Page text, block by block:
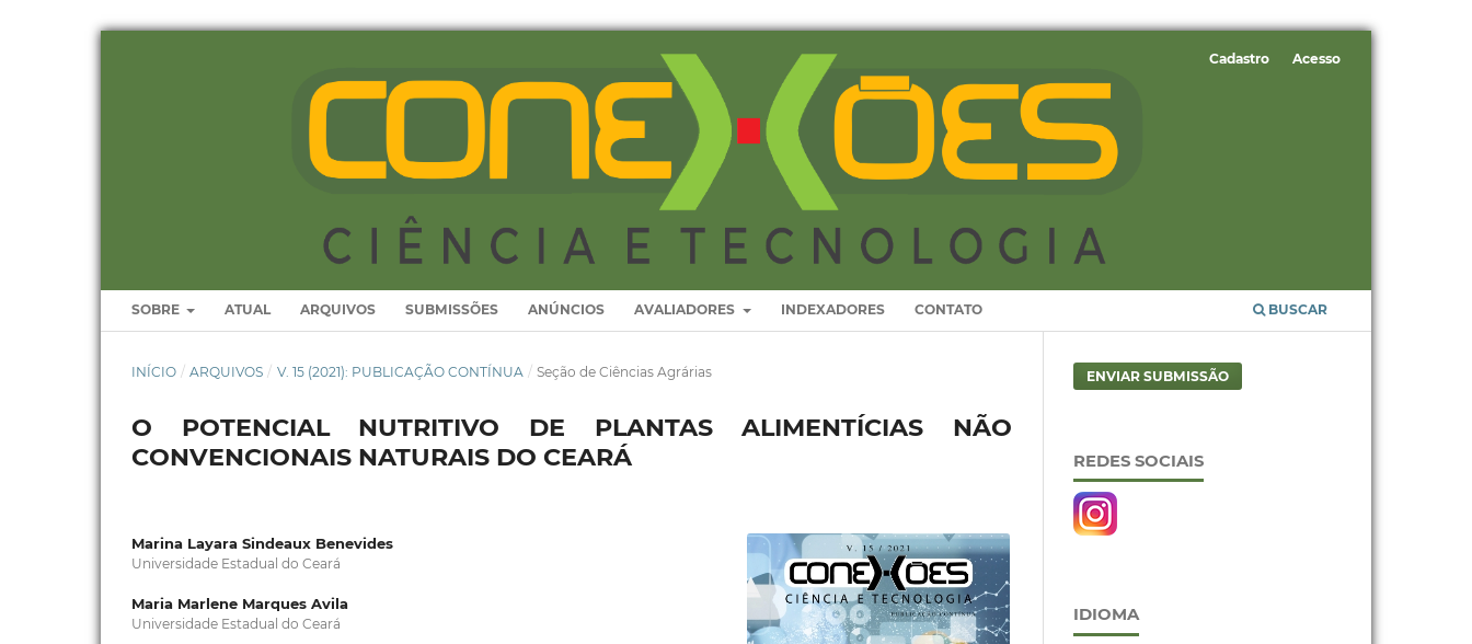
SOBRE ATUAL ARQUIVOS SUBMISSÕES ANÚNCIOS AVALIADORES INDEXADORES CONTATO BUSCAR
Cadastro Acesso
INÍCIO / ARQUIVOS / V. 15 (2021): PUBLICAÇÃO CONTÍNUA / Seção de Ciências Agrárias
O POTENCIAL NUTRITIVO DE PLANTAS ALIMENTÍCIAS NÃO
CONVENCIONAIS NATURAIS DO CEARÁ
Marina Layara Sindeaux Benevides
Universidade Estadual do Ceará
Maria Marlene Marques Avila
Universidade Estadual do Ceará
ENVIAR SUBMISSÃO
REDES SOCIAIS
IDIOMA